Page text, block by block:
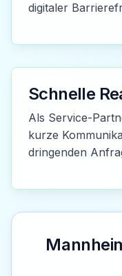
digitaler
Schnelle
Als Service-
kurze
dringenden